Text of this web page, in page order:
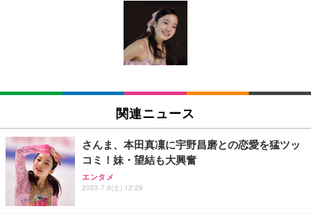
[EdoErgo] オフィスチェア 椅子 テレワーク 疲れな
い 跳ね上げ式アームレスト コンパクト 約105度ロッ
キング pc 事務椅子 360度回転 座面昇降 強化ナイロ
ン樹脂ベース 通気性メッシュ 在宅ワーク H-WY01
(黒網+黒枠+黒足)
SIHOO B100 オフィスチェア／デスクチェア メッシ
ュチェア 人間工学 疲れない ブラック
￥27,999
Sezlife オフィスチェア デスクチェア 疲れない テレ
ワーク チェア 強化バックレスト 30度ロッキング機
能 人間工学 椅子 腰サポート 90度跳ね上げ式アーム
EIZO ビジネス向けプレミアムモニター | FlexScan
EV3240X-WT | 31.5型4K UHD・USB Type-C・ホワ
￥105,595
EIZO ビジネス向けプレミアムモニター | FlexScan
￥109,572
【純正品】27"ゲーミングモニター DualSense 充電
フック付き（CFI-ZDM1J）
Amazonベーシック ペットシーツ 薄型 レギュラー 1
回使い捨て 無香料 ホワイト 300枚
Amazonベーシック ペットシーツ 厚型 ワイド 42枚
x2袋(84枚) ホワイト(吸収面:ライトブルー)
￥3,234
ネオ・ルーライフ ネオ・オムツ L 中型犬用 26枚入
り 単品
関連ニュース
さんま、本田真凜に宇野昌磨との恋愛を猛ツッ
コミ！妹・望結も大興奮
エンタメ
2023.7.8(土) 12:29